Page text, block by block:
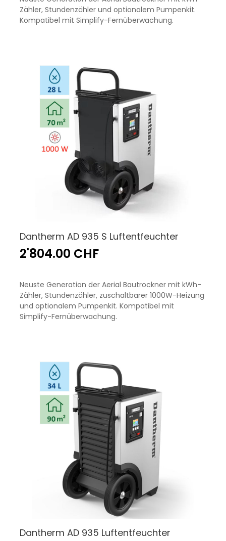
Zähler, Stundenzähler und optionalem Pumpenkit.
Kompatibel mit Simplify-Fernüberwachung.
Dantherm AD 935 S Luftentfeuchter
2'804.00 CHF
Neuste Generation der Aerial Bautrockner mit kWh-
Zähler, Stundenzähler, zuschaltbarer 1000W-Heizung
und optionalem Pumpenkit. Kompatibel mit
Simplify-Fernüberwachung.
Dantherm AD 935 Luftentfeuchter